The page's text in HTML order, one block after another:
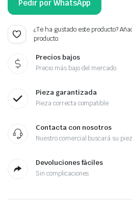
Pedir por WhatsApp
¿Te ha gustado este producto?
producto.
Precios bajos
Precio más bajo del mercado
Pieza garantizada
Pieza correcta compatible
Contacta con nosotros
Nuestro comercial buscará su
Devoluciones fáciles
Sin complicaciones